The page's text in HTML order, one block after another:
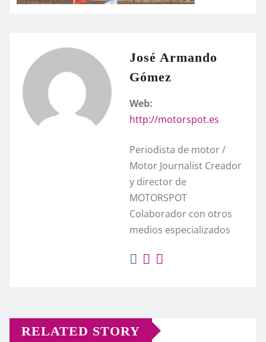
José Armando
Gómez
Web:
http://motorspot.es
Periodista de motor /
Motor Journalist Creador
y director de
MOTORSPOT
Colaborador con otros
medios especializados
RELATED STORY